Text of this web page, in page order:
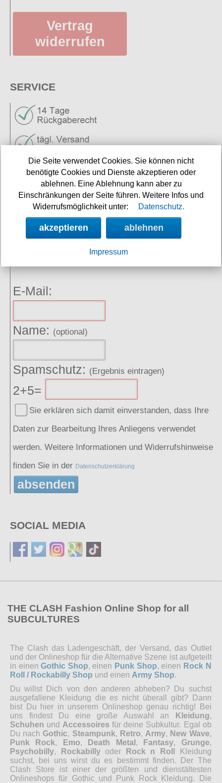
Vertrag
widerrufen
SERVICE
Neuigkeiten
Links
NEWSLETTER
Angebote, Rabatte und Aktionen per E-Mail erhalten.
E-Mail:
Name: (optional)
Spamschutz: (Ergebnis eintragen)
2+5=
Sie erklären sich damit einverstanden, dass Ihre
Daten zur Bearbeitung Ihres Anliegens verwendet
werden. Weitere Informationen und Widerrufshinweise
finden Sie in der Datenschutzerklärung
absenden
SOCIAL MEDIA
THE CLASH Fashion Online Shop for all
SUBCULTURES
The Clash das Ladengeschäft, der Versand, das Outlet
und der Onlineshop für die Alternative Szene ist aufgeteilt
in einenGothic Shop, einen Punk Shop, einen Rock N
Roll / Rockabilly Shop und einen Army Shop.
Du willst Dich von den anderen abheben? Du suchst
ausgefallene Kleidung die es nicht überall gibt? Dann
bist Du hier in unserem Onlineshop genau richtig! Bei
uns findest Du eine große Auswahl an
Kleidung,
Schuhen und Accessoires für deine Subkultur. Egal ob
Du nach Gothic, Steampunk, Retro, Army, New Wave,
Punk Rock, Emo, Death Metal , Fantasy, Grunge,
Psychobilly, Rockabillyoder Rock n Roll
Kleidung
suchst, bei uns wirst du es bestimmt finden. Der The
Clash Store ist einer der größten und dienstältesten
Onlineshops für Gothic und Punk Rock Kleidung. Die
Die Seite verwendet Cookies. Sie können nicht
benötigte Cookies und Dienste akzeptieren oder
ablehnen. Eine Ablehnung kann aber zu
Einschränkungen der Seite führen. Weitere Infos und
Widerrufsmöglichkeit unter:
Datenschutz.
akzeptieren ablehnen
Impressum